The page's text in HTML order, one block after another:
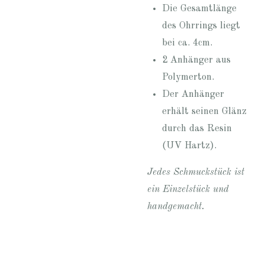
Die Gesamtlänge
des Ohrrings liegt
bei ca. 4cm.
2 Anhänger aus
Polymerton.
Der Anhänger
erhält seinen Glänz
durch das Resin
(UV Hartz).
Jedes Schmuckstück ist
ein Einzelstück und
handgemacht.